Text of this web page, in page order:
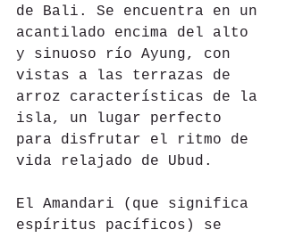
de Bali. Se encuentra en un
acantilado encima del alto
y sinuoso río Ayung, con
vistas a las terrazas de
arroz características de la
isla, un lugar perfecto
para disfrutar el ritmo de
vida relajado de Ubud.
El Amandari (que significa
espíritus pacíficos) se